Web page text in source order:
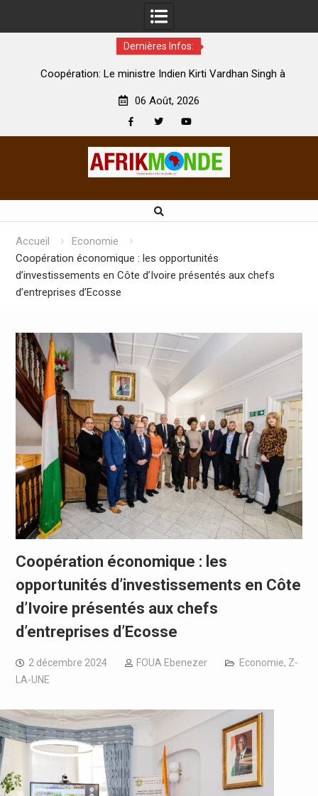
Dernières Infos:
Coopération: Le ministre Indien Kirti Vardhan Singh à
06 Août, 2026
Accueil
Economie
Coopération économique : les opportunités
d’investissements en Côte d’Ivoire présentés aux chefs
d’entreprises d’Ecosse
Coopération économique : les
opportunités d’investissements en Côte
d’Ivoire présentés aux chefs
d’entreprises d’Ecosse
2 décembre 2024 FOUA Ebenezer Economie, Z-
LA-UNE